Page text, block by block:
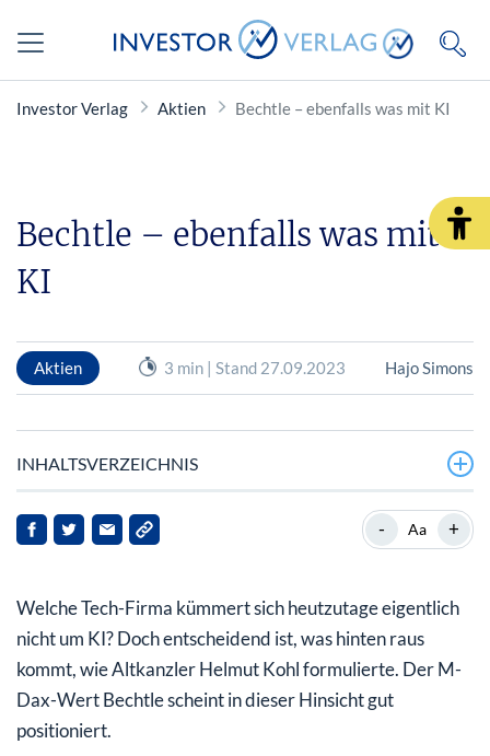
Investor Verlag Aktien Bechtle – ebenfalls was mit KI
Bechtle – ebenfalls was mit
KI
Aktien 3 min | Stand 27.09.2023 Hajo Simons
INHALTSVERZEICHNIS
Von damals bis heute
Interessante Zielgruppe
Bechtle-Aktie jetzt kaufen?
- Aa +
Welche Tech-Firma kümmert sich heutzutage eigentlich
nicht um KI? Doch entscheidend ist, was hinten raus
kommt, wie Altkanzler Helmut Kohl formulierte. Der M-
Dax-Wert Bechtle scheint in dieser Hinsicht gut
positioniert.